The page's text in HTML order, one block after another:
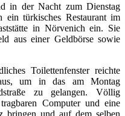
in der Nacht zum Dienstag
ein türkisches Restaurant im
in Nörvenich ein. Sie
aus einer Geldbörse sowie
Toilettenfenster reichte
um in das am Montag
zu gelangen. Völlig
Computer und eine
bringen und auf dem selben